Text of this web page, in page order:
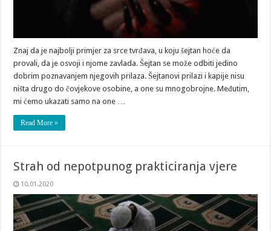
Znaj da je najbolji primjer za srce tvrđava, u koju šejtan hoće da
provali, da je osvoji i njome zavlada. Šejtan se može odbiti jedino
dobrim poznavanjem njegovih prilaza. Šejtanovi prilazi i kapije nisu
ništa drugo do čovjekove osobine, a one su mnogobrojne. Međutim,
mi ćemo ukazati samo na one …
Read More »
Strah od nepotpunog prakticiranja vjere
10.01.2020